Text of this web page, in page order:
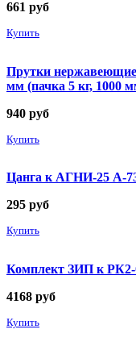
661 руб
Купить
Прутки
мм (пачка 5 кг,
940 руб
Купить
Цанга к АГНИ-25 А-
295 руб
Купить
Комплект ЗИП к
4168 руб
Купить